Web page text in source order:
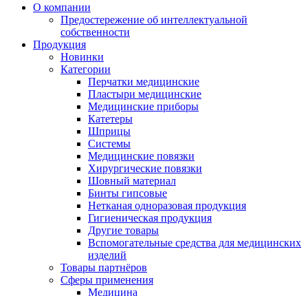
О компании
Предостережение об интеллектуальной
собственности
Продукция
Новинки
Категории
Перчатки медицинские
Пластыри медицинские
Медицинские приборы
Катетеры
Шприцы
Системы
Медицинские повязки
Хирургические повязки
Шовный материал
Бинты гипсовые
Нетканая одноразовая продукция
Гигиеническая продукция
Другие товары
Вспомогательные средства для медицинских
изделий
Товары партнёров
Сферы применения
Медицина